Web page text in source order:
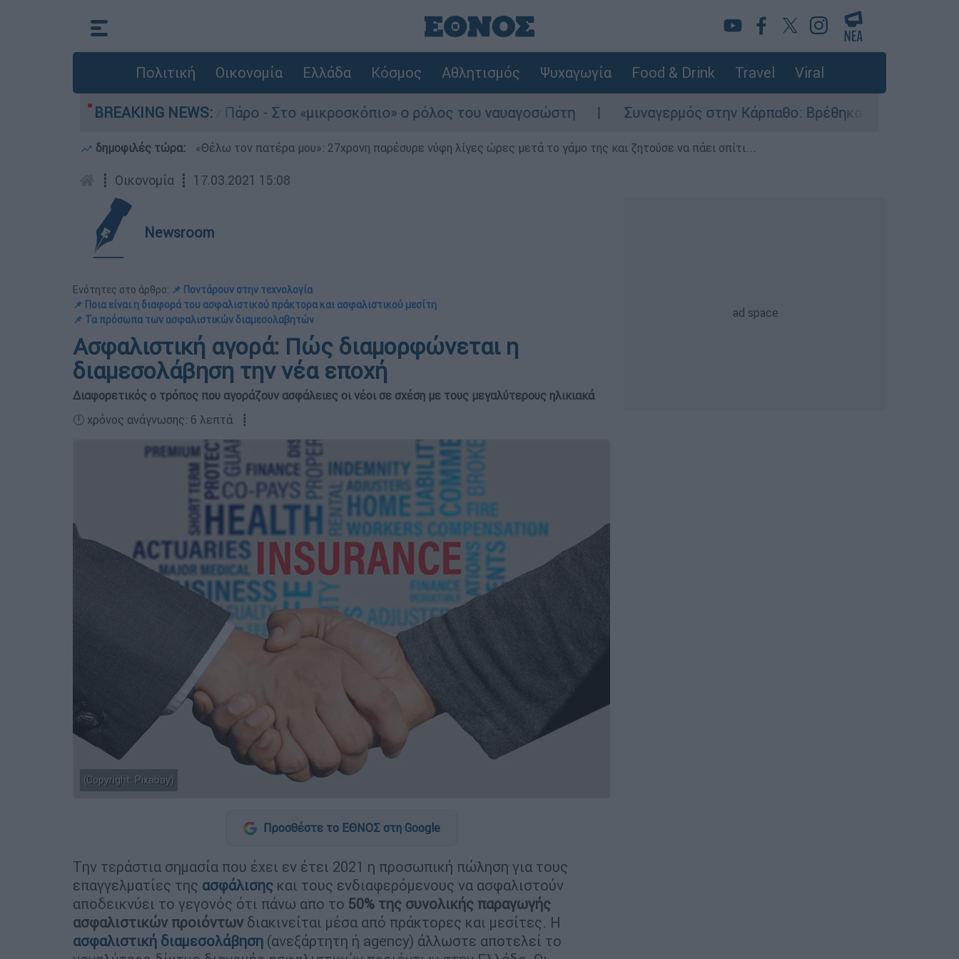
Πολιτική Οικονομία Ελλάδα Κόσμος Αθλητισμός Ψυχαγωγία Food & Drink Travel Viral
BREAKING NEWS:
του 4χρονου στην Πάρο - Στο «μικροσκόπιο» ο ρόλος του ναυαγοσώστη Συναγερμός στην Κάρπαθο: Βρέθηκαν παλιά πυρομαχικά στο
δημοφιλές τώρα: «Θέλω τον πατέρα μου»: 27χρονη παρέσυρε νύφη λίγες ώρες μετά το γάμο της και ζητούσε να πάει σπίτι...
┋ Οικονομία ┋ 17.03.2021 15:08
Newsroom
Ενότητες στο άρθρο: 📌 Ποντάρουν στην τεχνολογία
📌 Ποια είναι η διαφορά του ασφαλιστικού πράκτορα και ασφαλιστικού μεσίτη
📌 Τα πρόσωπα των ασφαλιστικών διαμεσολαβητών
Ασφαλιστική αγορά: Πώς διαμορφώνεται η
διαμεσολάβηση την νέα εποχή
Διαφορετικός ο τρόπος που αγοράζουν ασφάλειες οι νέοι σε σχέση με τους μεγαλύτερους ηλικιακά
🕛 χρόνος ανάγνωσης: 6 λεπτά ┋
(Copyright: Pixabay)
Προσθέστε το ΕΘΝΟΣ στη Google
Tην τεράστια σημασία που έχει εν έτει 2021 η προσωπική πώληση για τους
επαγγελματίες της ασφάλισης και τους ενδιαφερόμενους να ασφαλιστούν
αποδεικνύει το γεγονός ότι πάνω απο το 50% της συνολικής παραγωγής
ασφαλιστικών προιόντων διακινείται μέσα από πράκτορες και μεσίτες. Η
ασφαλιστική διαμεσολάβηση (ανεξάρτητη ή agency) άλλωστε αποτελεί το